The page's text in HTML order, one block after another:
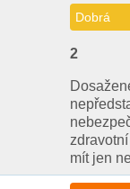
Dobrá
2
mít jen